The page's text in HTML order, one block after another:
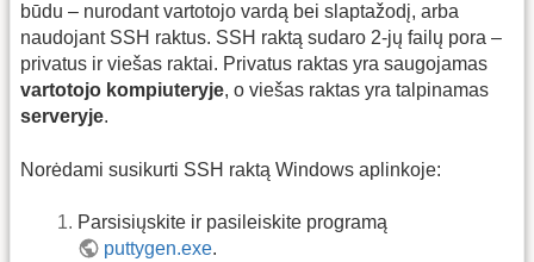
būdu – nurodant vartotojo vardą bei slaptažodį, arba
naudojant SSH raktus. SSH raktą sudaro 2-jų failų pora –
privatus ir viešas raktai. Privatus raktas yra saugojamas
vartotojo kompiuteryje, o viešas raktas yra talpinamas
serveryje.
Norėdami susikurti SSH raktą Windows aplinkoje:
Parsisiųskite ir pasileiskite programą
puttygen.exe.